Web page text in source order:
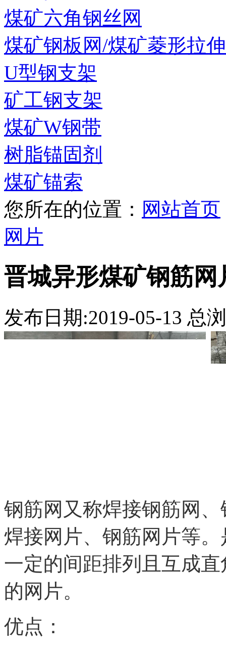
煤矿六角钢丝网
煤矿钢板网/煤矿菱形拉
U型钢支架
矿工钢支架
煤矿W钢带
树脂锚固剂
煤矿锚索
您所在的位置： 网站首页
网片
晋城异形煤矿钢筋网
发布日期:2019-05-13 总
钢筋网又称焊接钢筋网
焊接网片、钢筋网片等
一定的间距排列且互成
的网片。
优点：